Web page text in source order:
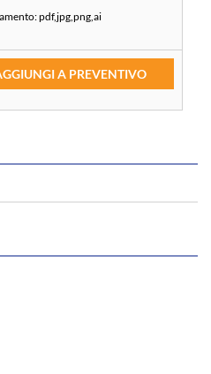
pdf,jpg,png,ai
A PREVENTIVO